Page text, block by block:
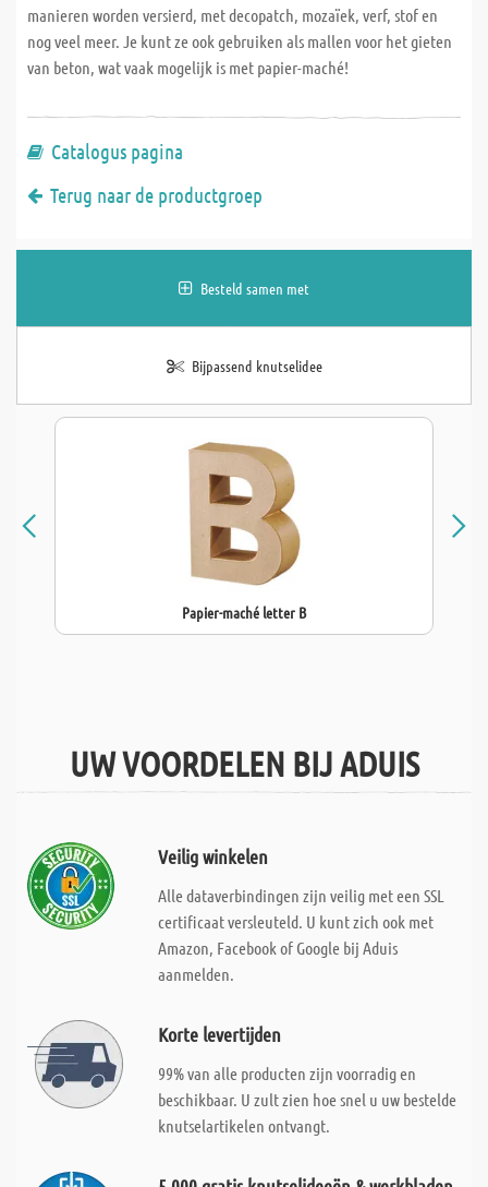
manieren worden versierd, met decopatch, mozaïek, verf, stof en
nog veel meer. Je kunt ze ook gebruiken als mallen voor het gieten
van beton, wat vaak mogelijk is met papier-maché!
Catalogus pagina
Terug naar de productgroep
Besteld samen met
Bijpassend knutselidee
Papier-maché letter B
UW VOORDELEN BIJ ADUIS
Veilig winkelen
Alle dataverbindingen zijn veilig met een SSL
certificaat versleuteld. U kunt zich ook met
Amazon, Facebook of Google bij Aduis
aanmelden.
Korte levertijden
99% van alle producten zijn voorradig en
beschikbaar. U zult zien hoe snel u uw bestelde
knutselartikelen ontvangt.